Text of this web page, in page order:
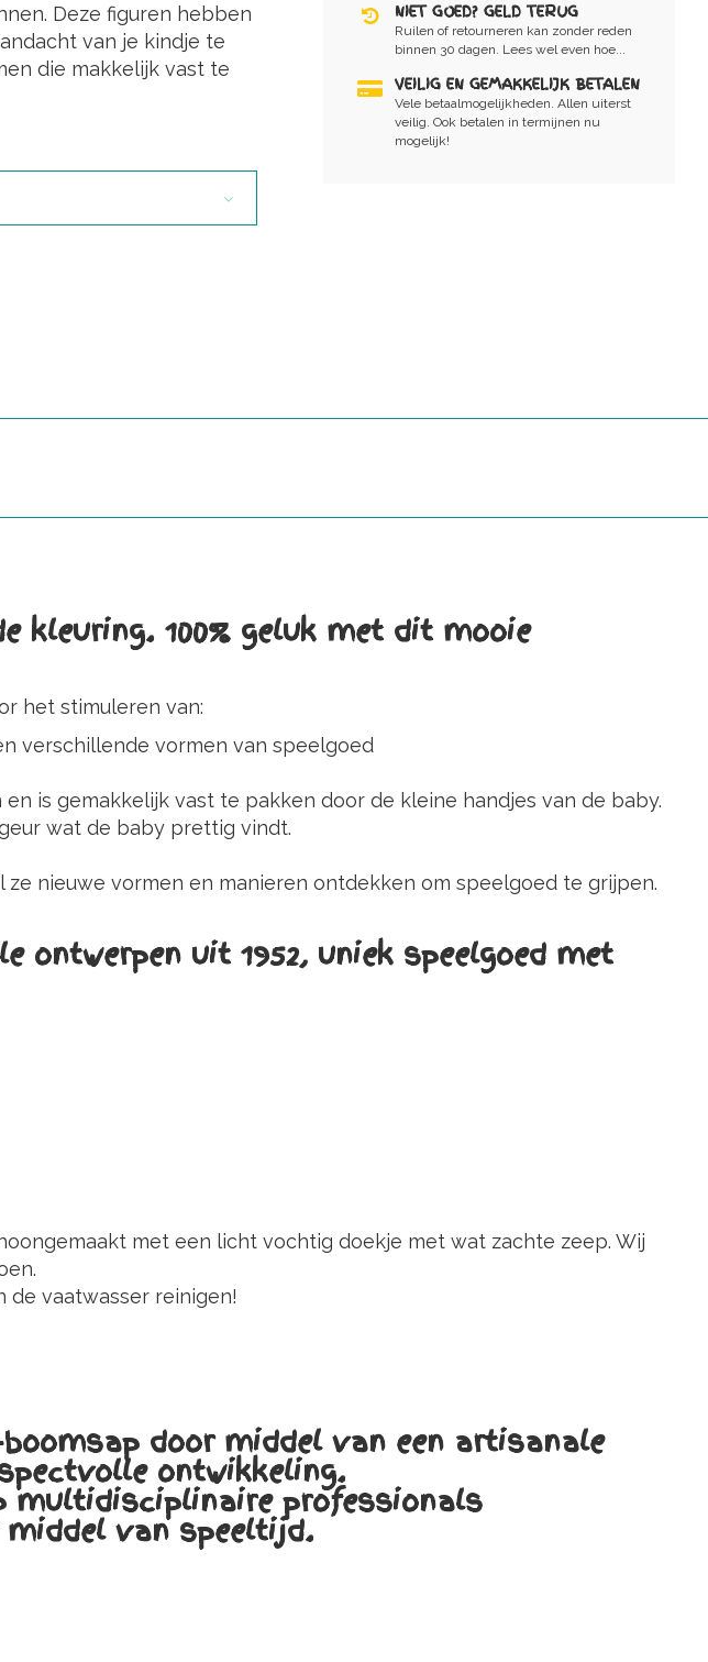
Deze figuren hebben
van je kindje te
die makkelijk vast te
NIET GOED? GELD TERUG
Ruilen of retourneren kan zonder reden
binnen 30 dagen. Lees wel even hoe...
VEILIG EN GEMAKKELIJK BETALEN
Vele betaalmogelijkheden. Allen uiterst
veilig. Ook betalen in termijnen nu
mogelijk!
kleuring. 100% geluk met dit mooie
het stimuleren van:
verschillende vormen van speelgoed
is gemakkelijk vast te pakken door de kleine handjes van de baby.
wat de baby prettig vindt.
nieuwe vormen en manieren ontdekken om speelgoed te grijpen.
uit 1952, uniek speelgoed met
met een licht vochtig doekje met wat zachte zeep. Wij
vaatwasser reinigen!
door middel van een artisanale
ontwikkeling.
multidisciplinaire professionals
middel van speeltijd.